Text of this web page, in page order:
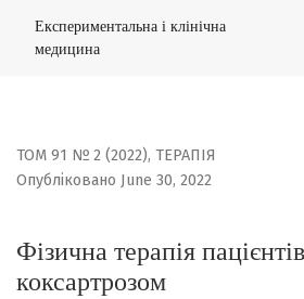
Експериментальна і клінічна
медицина
ТОМ 91 № 2 (2022), ТЕРАПІЯ
Фізична терапія
коксартрозом
Опубліковано June 30, 2022